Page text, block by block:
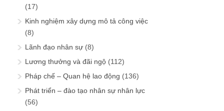
(17)
Kinh nghiệm xây dựng mô tả công việc
(8)
Lãnh đạo nhân sự (8)
Lương thưởng và đãi ngộ (112)
Pháp chế – Quan hệ lao động (136)
Phát triển – đào tạo nhân sự nhân lực
(56)